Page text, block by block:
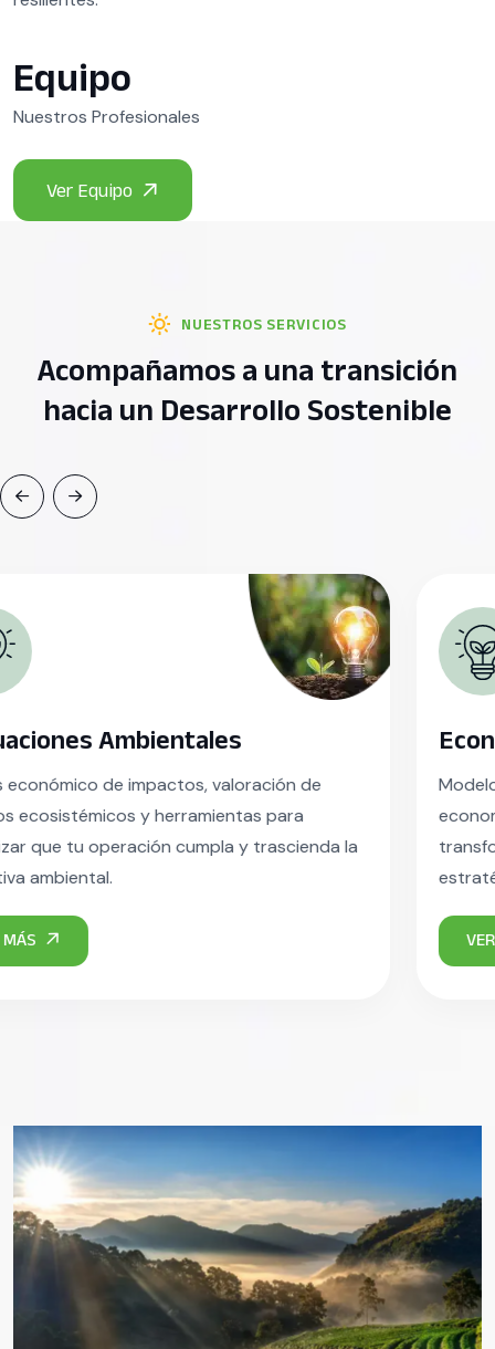
Equipo
Nuestros Profesionales
NUESTROS SERVICIOS
Acompañamos a una transición
hacia un Desarrollo Sostenible
Economía Verde
Modelos de negocio basados en la biodiversidad, la
economía circular y la economía regenerativa para
transformar activos naturales en ventajas
estratégicas para tu organización.